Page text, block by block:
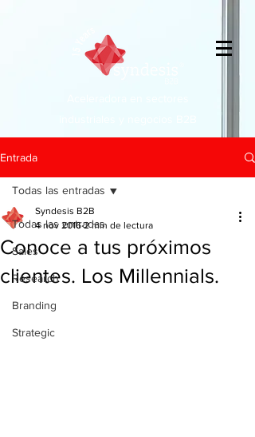
Entrada
Todas las entradas
Sales
Research
Branding
Strategic
Todas las entradas
Conoce a tus próximos
clientes. Los Millennials.
Syndesis B2B
4 nov 2016 2 min de lectura